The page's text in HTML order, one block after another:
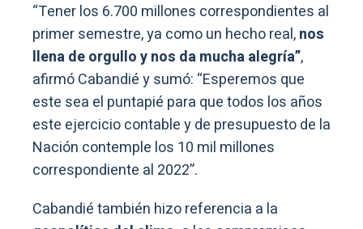
“Tener los 6.700 millones correspondientes al
primer semestre, ya como un hecho real,nos
llena de orgullo y nos da mucha alegría”,
afirmó Cabandié y sumó: “Esperemos que
este sea el puntapié para que todos los años
este ejercicio contable y de presupuesto de la
Nación contemple los 10 mil millones
correspondiente al 2022”.
Cabandié también hizo referencia a la